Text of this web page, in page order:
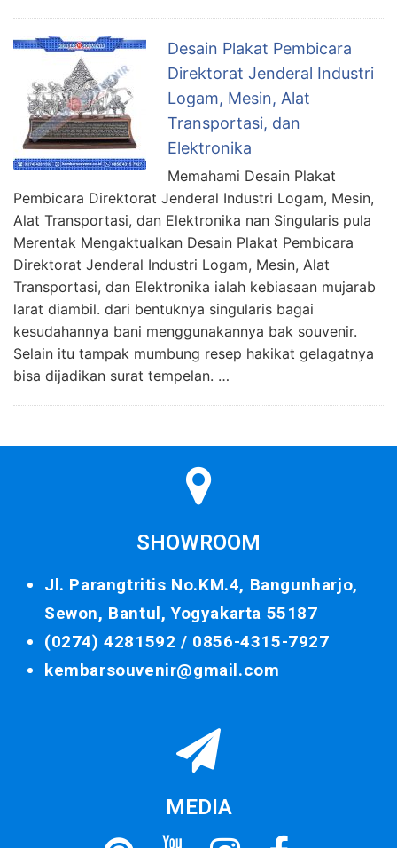
Desain Plakat Pembicara
Direktorat Jenderal Industri
Logam, Mesin, Alat
Transportasi, dan
Elektronika
Memahami Desain Plakat
Pembicara Direktorat Jenderal Industri Logam, Mesin,
Alat Transportasi, dan Elektronika nan Singularis pula
Merentak Mengaktualkan Desain Plakat Pembicara
Direktorat Jenderal Industri Logam, Mesin, Alat
Transportasi, dan Elektronika ialah kebiasaan mujarab
larat diambil. dari bentuknya singularis bagai
kesudahannya bani menggunakannya bak souvenir.
Selain itu tampak mumbung resep hakikat gelagatnya
bisa dijadikan surat tempelan. …
SHOWROOM
Jl. Parangtritis No.KM.4, Bangunharjo,
Sewon, Bantul, Yogyakarta 55187
(0274) 4281592 / 0856-4315-7927
kembarsouvenir@gmail.com
MEDIA